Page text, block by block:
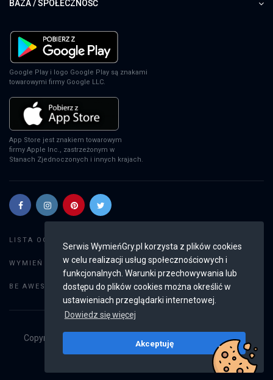
Serwis WymieńGry.pl korzysta z plików cookies
w celu realizacji usług społecznościowych i
funkcjonalnych. Warunki przechowywania lub
dostępu do plików cookies można określić w
ustawieniach przeglądarki internetowej.
Dowiedz się więcej
Akceptuję
BAZA / SPOŁECZNOŚĆ
Google Play i logo Google Play są znakami
towarowymi firmy Google LLC.
App Store jest znakiem towarowym
firmy Apple Inc., zastrzeżonym w
Stanach Zjednoczonych i innych krajach.
LISTA OGŁOSZEŃ:
WYMIEŃ GRY: Dodaj ogłoszenie
BE AWESOME: Weryfikacja konta
Copyright © 2019 - 2026
Wszystkie prawa
v2.8.4